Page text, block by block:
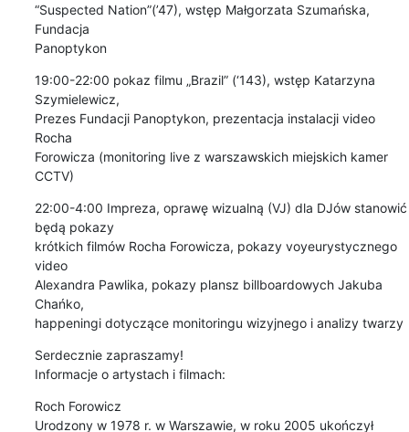
“Suspected Nation”(’47), wstęp Małgorzata Szumańska,
Fundacja
Panoptykon
19:00-22:00 pokaz filmu „Brazil” (‘143), wstęp Katarzyna
Szymielewicz,
Prezes Fundacji Panoptykon, prezentacja instalacji video
Rocha
Forowicza (monitoring live z warszawskich miejskich kamer
CCTV)
22:00-4:00 Impreza, oprawę wizualną (VJ) dla DJów stanowić
będą pokazy
krótkich filmów Rocha Forowicza, pokazy voyeurystycznego
video
Alexandra Pawlika, pokazy plansz billboardowych Jakuba
Chańko,
happeningi dotyczące monitoringu wizyjnego i analizy twarzy
Serdecznie zapraszamy!
Informacje o artystach i filmach:
Roch Forowicz
Urodzony w 1978 r. w Warszawie, w roku 2005 ukończył